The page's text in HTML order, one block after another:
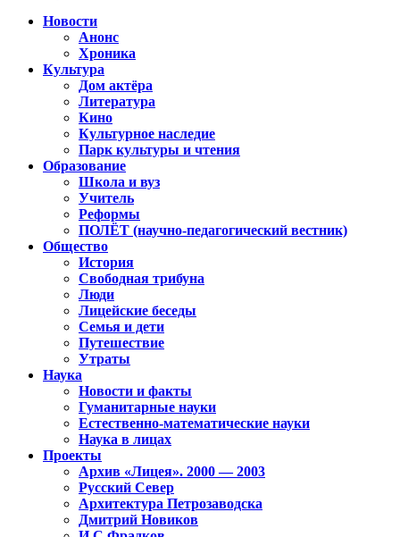
Новости
Анонс
Хроника
Культура
Дом актёра
Литература
Кино
Культурное наследие
Парк культуры и чтения
Образование
Школа и вуз
Учитель
Реформы
ПОЛЁТ (научно-педагогический вестник)
Общество
История
Свободная трибуна
Люди
Лицейские беседы
Семья и дети
Путешествие
Утраты
Наука
Новости и факты
Гуманитарные науки
Естественно-математические науки
Наука в лицах
Проекты
Архив «Лицея». 2000 — 2003
Русский Север
Архитектура Петрозаводска
Дмитрий Новиков